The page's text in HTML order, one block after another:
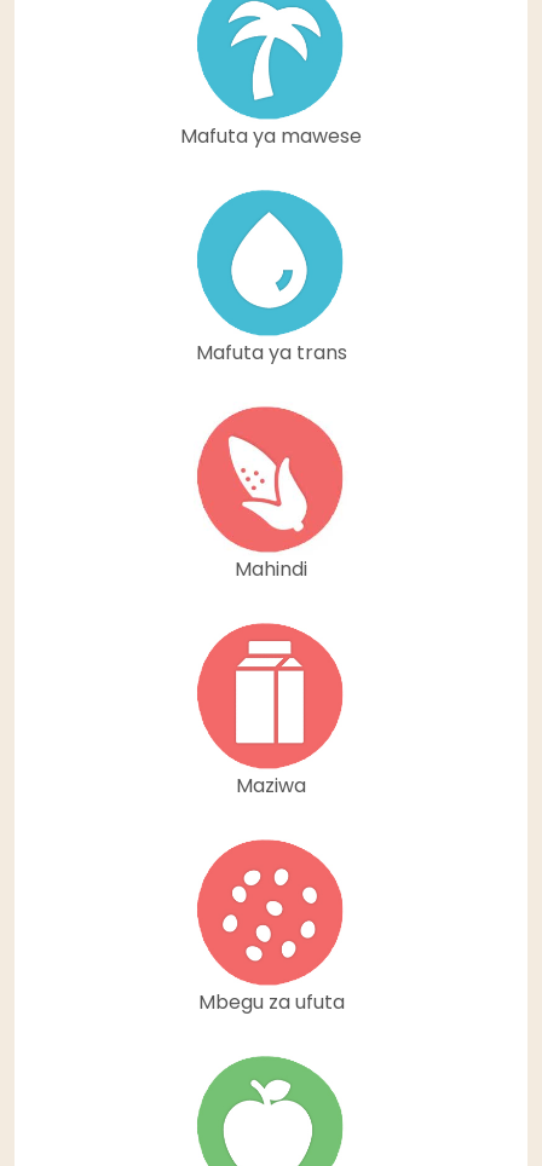
Mafuta ya mawese
Mafuta ya trans
Mahindi
Maziwa
Mbegu za ufuta